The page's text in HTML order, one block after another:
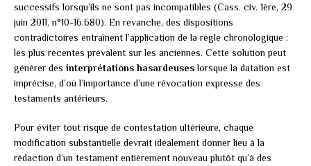
successifs lorsqu’ils ne sont pas incompatibles (Cass. civ. 1ère, 29
juin 2011, n°10-16.680). En revanche, des dispositions
contradictoires entraînent l’application de la règle chronologique :
les plus récentes prévalent sur les anciennes. Cette solution peut
générer des interprétations hasardeuseslorsque la datation est
imprécise, d’où l’importance d’une révocation expresse des
testaments antérieurs.
Pour éviter tout risque de contestation ultérieure, chaque
modification substantielle devrait idéalement donner lieu à la
rédaction d’un testament entièrement nouveau plutôt qu’à des